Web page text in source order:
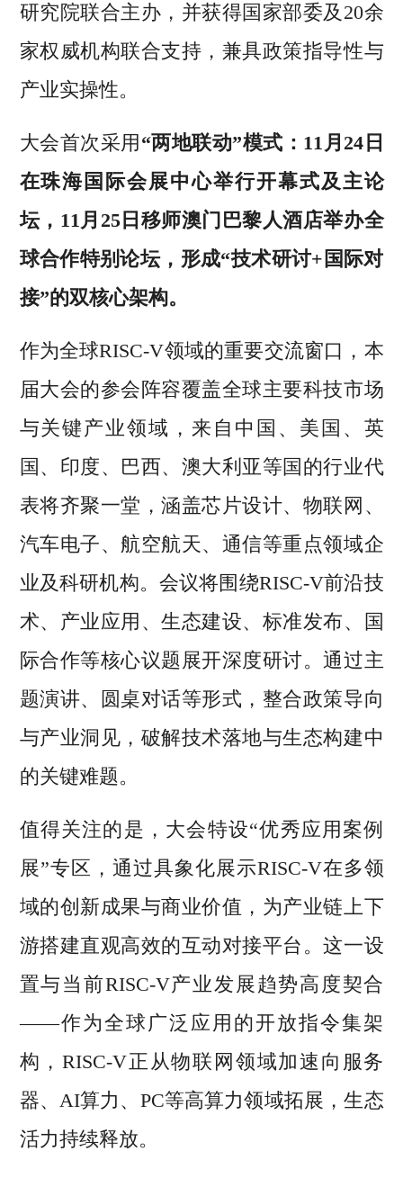
研究院联合主办，并获得国家部委及20余
家权威机构联合支持，兼具政策指导性与
产业实操性。
大会首次采用 “两地联动”模式：11月24日
在珠海国际会展中心举行开幕式及主论
坛，11月25日移师澳门巴黎人酒店举办全
球合作特别论坛，形成“技术研讨+国际对
接”的双核心架构。
作为全球RISC-V领域的重要交流窗口，本
届大会的参会阵容覆盖全球主要科技市场
与关键产业领域，来自中国、美国、英
国、印度、巴西、澳大利亚等国的行业代
表将齐聚一堂，涵盖芯片设计、物联网、
汽车电子、航空航天、通信等重点领域企
业及科研机构。会议将围绕RISC-V前沿技
术、产业应用、生态建设、标准发布、国
际合作等核心议题展开深度研讨。通过主
题演讲、圆桌对话等形式，整合政策导向
与产业洞见，破解技术落地与生态构建中
的关键难题。
值得关注的是，大会特设“优秀应用案例
展”专区，通过具象化展示RISC-V在多领
域的创新成果与商业价值，为产业链上下
游搭建直观高效的互动对接平台。这一设
置与当前RISC-V产业发展趋势高度契合
——作为全球广泛应用的开放指令集架
构，RISC-V正从物联网领域加速向服务
器、AI算力、PC等高算力领域拓展，生态
活力持续释放。